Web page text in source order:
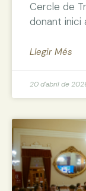
Cercle de
donant inici
Llegir Més
20 d'abril de